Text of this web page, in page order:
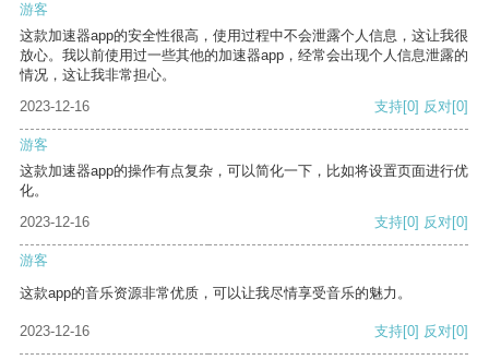
游客
这款加速器app的安全性很高，使用过程中不会泄露个人信息，这让我很
放心。我以前使用过一些其他的加速器app，经常会出现个人信息泄露的
情况，这让我非常担心。
2023-12-16
支持[0] 反对[0]
游客
这款加速器app的操作有点复杂，可以简化一下，比如将设置页面进行优
化。
2023-12-16
支持[0] 反对[0]
游客
这款app的音乐资源非常优质，可以让我尽情享受音乐的魅力。
2023-12-16 支持[0] 反对[0]